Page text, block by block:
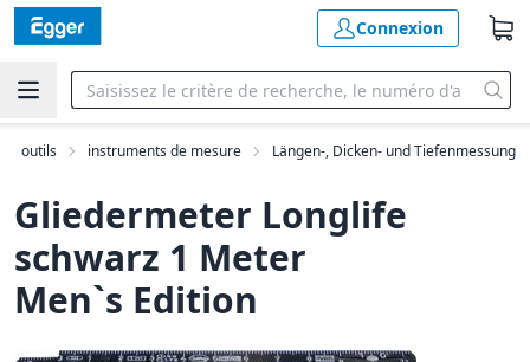
Connexion
outils instruments de mesure Längen-, Dicken- und Tiefenmessung
Gliedermeter Longlife
schwarz 1 Meter
Men`s Edition